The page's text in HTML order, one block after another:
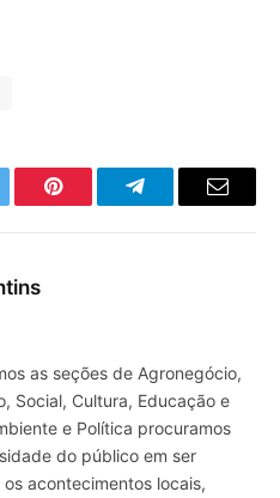
Pinterest TelegramaE-
as seções de Agronegócio,
Social, Cultura, Educação e
e Política procuramos
do público em ser
acontecimentos locais,